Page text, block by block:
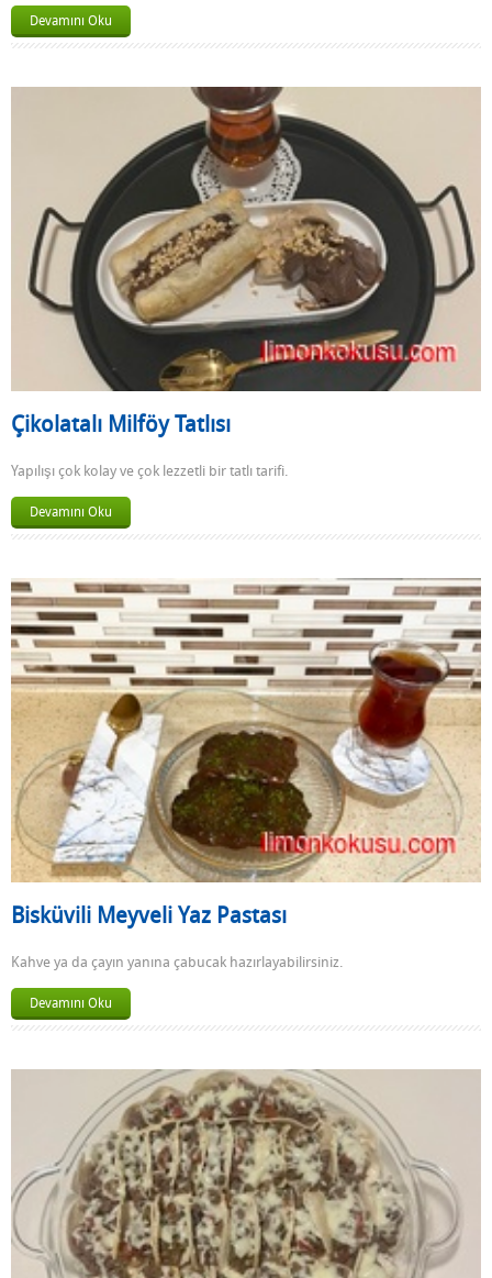
Devamını Oku
Çikolatalı Milföy Tatlısı
Yapılışı çok kolay ve çok lezzetli bir tatlı tarifi.
Devamını Oku
Bisküvili Meyveli Yaz Pastası
Kahve ya da çayın yanına çabucak hazırlayabilirsiniz.
Devamını Oku